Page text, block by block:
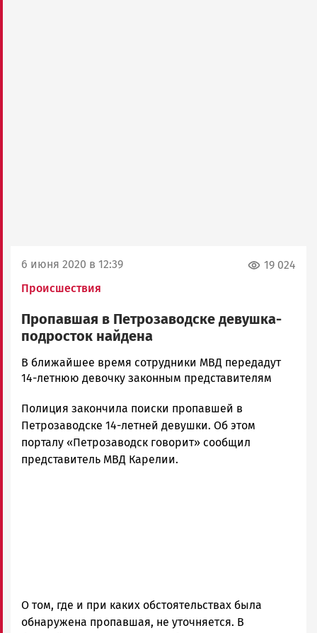
6 июня 2020 в 12:39
Происшествия
19 024
Пропавшая в Петрозаводске девушка-
подросток найдена
Корректор
Новости
и
Карелии
|
Петрозаводск
В ближайшее время сотрудники МВД передадут
14-летнюю девочку законным представителям
Полиция закончила поиски пропавшей в
Петрозаводске 14-летней девушки. Об этом
порталу «Петрозаводск говорит» сообщил
представитель МВД Карелии.
О том, где и при каких обстоятельствах была
обнаружена пропавшая, не уточняется. В